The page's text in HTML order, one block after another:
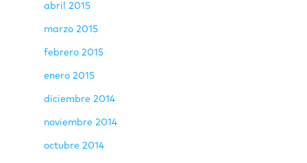
abril 2015
marzo 2015
febrero 2015
enero 2015
diciembre 2014
noviembre 2014
octubre 2014